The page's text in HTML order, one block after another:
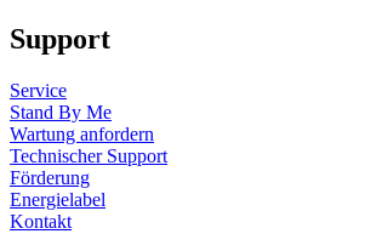
Support
Service
Stand By Me
Wartung anfordern
Technischer Support
Förderung
Energielabel
Kontakt